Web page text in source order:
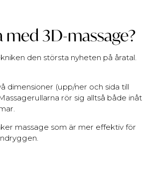
med 3D-massage?
den största nyheten på åratal.
dimensioner (upp/ner och sida till
rör sig alltså både inåt
massage som är mer effektiv för